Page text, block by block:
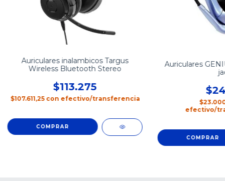
Auriculares inalambicos Targus
Wireless Bluetooth Stereo
$113.275
$107.611,25 con efectivo/transferencia
Auriculares
efectivo/